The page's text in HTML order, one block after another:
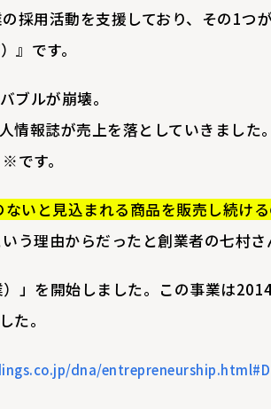
採用活動を支援しており、その1つ
』です。
ブルが崩壊。
情報誌が売上を落としていきました
です。
ないと見込まれる商品を販売し続け
いう理由からだったと創業者の七村
」を開始しました。この事業は
た。
dna/